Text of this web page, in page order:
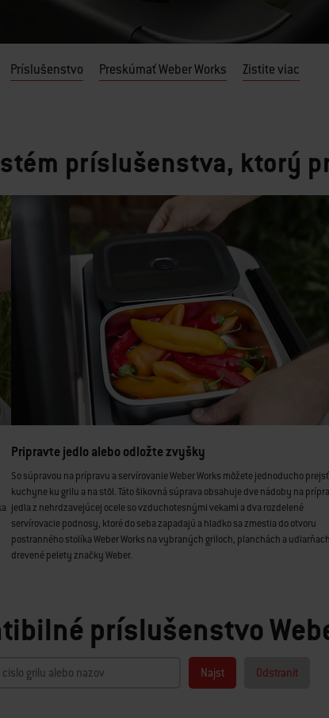
Príslušenstvo Preskúmať Weber Works Zistite viac
príslušenstva, ktorý
Pripravte jedlo alebo odložte zvyšky
So súpravou na prípravu a servírovanie Weber Works môžete jednoducho
kuchyne ku grilu a na stôl. Táto šikovná súprava obsahuje dve nádoby na
jedla z nehrdzavejúcej ocele so vzduchotesnými vekami a dva rozdelené
servírovacie podnosy, ktoré do seba zapadajú a hladko sa zmestia do otvoru
postranného stolíka Weber Works na vybraných griloch, planchách a
drevené pelety značky Weber.
príslušenstvo
Najst Odstranit